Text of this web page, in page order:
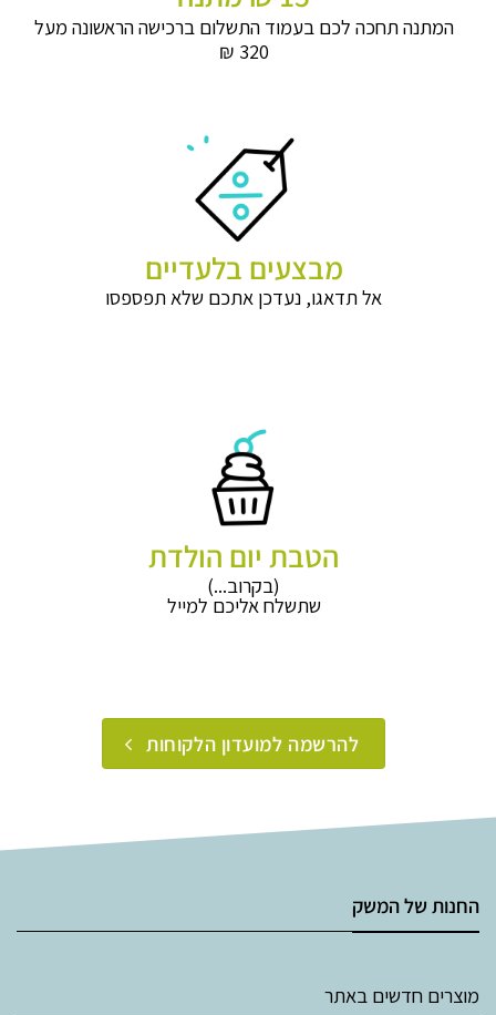
המתנה תחכה לכם בעמוד התשלום ברכישה הראשונה מעל
320 ₪
מבצעים בלעדיים
אל תדאגו, נעדכן אתכם שלא תפספסו
הטבת יום הולדת
(בקרוב...)
שתשלח אליכם למייל
להרשמה למועדון הלקוחות
החנות של המשק
מוצרים חדשים באתר